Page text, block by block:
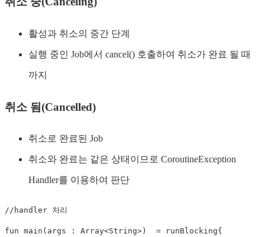
활성과 취소의 중간 단계
실행 중인 Job에서 cancel() 호출하여 취소가 완료 될 때
까지
취소 됨(Cancelled)
취소로 완료된 Job
취소와 완료는 같은 상태이므로 CoroutineException
Handler를 이용하여 판단
//handler 처리
fun main ( args : Array<String> ) = runBlocking{